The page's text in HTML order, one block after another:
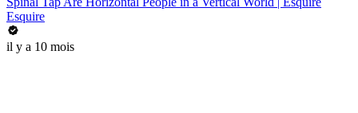
Esquire
il y a 10 mois